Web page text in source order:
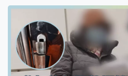
業主原來是大廈法團主席，對方不
「香港地用錢解決問題！一係去
律師、我個仔係大律師」。 客房
「其實都係一件好慘嘅事，有家
出世，見到咁嘅情況根本上都搬
約7年前搬入涉事單位，大廈樓齡